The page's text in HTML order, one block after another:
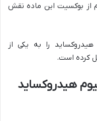
از بوکسیت این ماده نقش
را به یکی از
کرده است.
هیدروکساید